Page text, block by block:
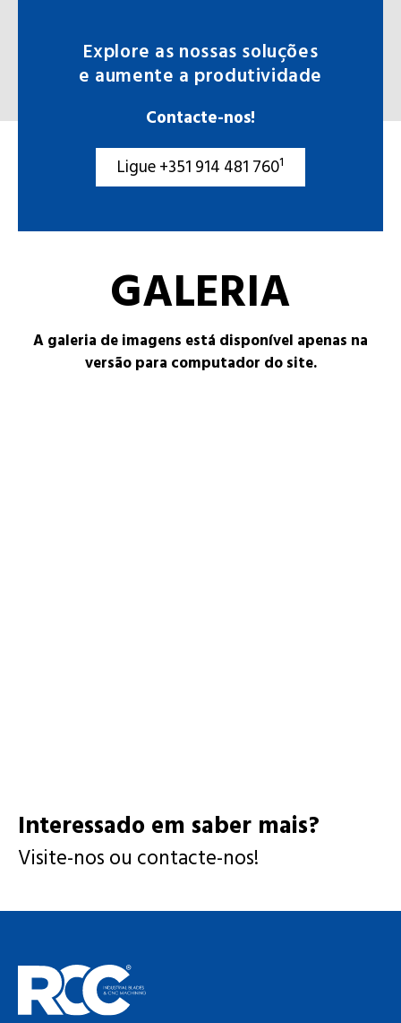
Explore as nossas soluções
e aumente a produtividade
Contacte-nos!
Ligue +351 914 481 760¹
GALERIA
A galeria de imagens está disponível apenas na
versão para computador do site.
Interessado em saber mais?
Visite-nos ou contacte-nos!